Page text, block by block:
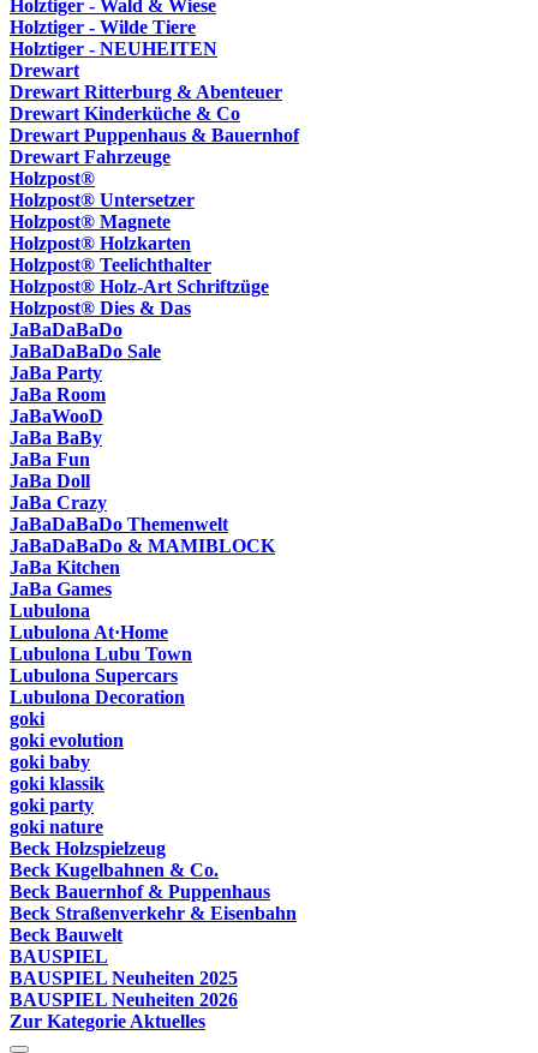
Holztiger - Wald & Wiese
Holztiger - Wilde Tiere
Holztiger - NEUHEITEN
Drewart
Drewart Ritterburg & Abenteuer
Drewart Kinderküche & Co
Drewart Puppenhaus & Bauernhof
Drewart Fahrzeuge
Holzpost®
Holzpost® Untersetzer
Holzpost® Magnete
Holzpost® Holzkarten
Holzpost® Teelichthalter
Holzpost® Holz-Art Schriftzüge
Holzpost® Dies & Das
JaBaDaBaDo
JaBaDaBaDo Sale
JaBa Party
JaBa Room
JaBaWooD
JaBa BaBy
JaBa Fun
JaBa Doll
JaBa Crazy
JaBaDaBaDo Themenwelt
JaBaDaBaDo & MAMIBLOCK
JaBa Kitchen
JaBa Games
Lubulona
Lubulona At·Home
Lubulona Lubu Town
Lubulona Supercars
Lubulona Decoration
goki
goki evolution
goki baby
goki klassik
goki party
goki nature
Beck Holzspielzeug
Beck Kugelbahnen & Co.
Beck Bauernhof & Puppenhaus
Beck Straßenverkehr & Eisenbahn
Beck Bauwelt
BAUSPIEL
BAUSPIEL Neuheiten 2025
BAUSPIEL Neuheiten 2026
Zur Kategorie Aktuelles